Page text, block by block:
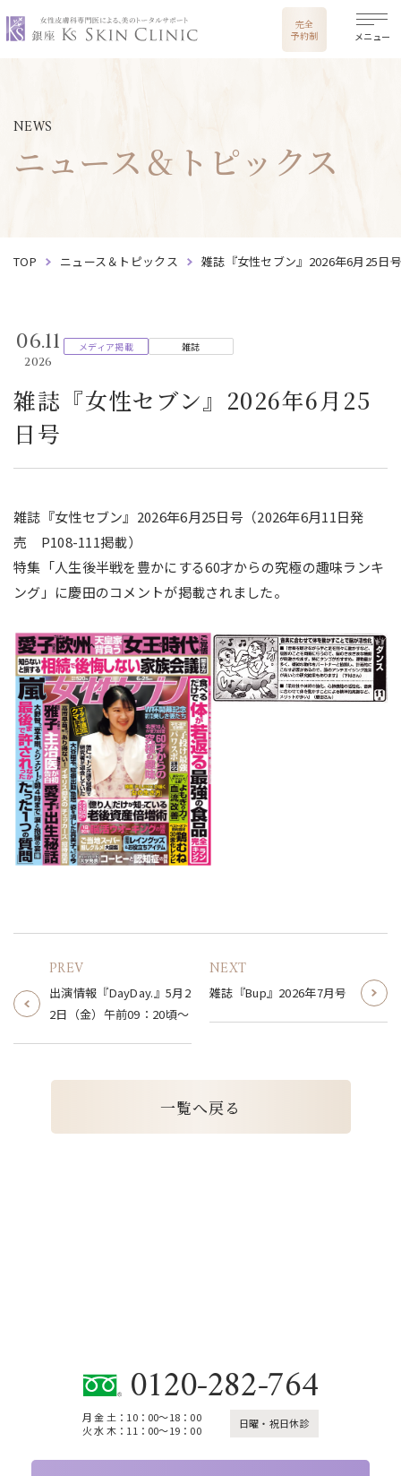
銀座ケイスキンクリニック
完全
予約制
メニュー
NEWS
ニュース＆トピックス
TOP ニュース＆トピックス 雑誌『女性セブン』2026年6月25日号
06.11
2026
メディア掲載 雑誌
雑誌『女性セブン』2026年6月25
日号
雑誌『女性セブン』2026年6月25日号（2026年6月11日発
売 P108-111掲載）
特集「人生後半戦を豊かにする60才からの究極の趣味ランキ
ング」に慶田のコメントが掲載されました。
PREV
出演情報『DayDay.』5月2
2日（金）午前09：20頃～
NEXT
雑誌『Bup』2026年7月号
一
一覧へ
戻
戻
る
る
0120-282-764
日曜・祝日休診
月 金 土：10：00～18：00
火 水 木：11：00～19：00